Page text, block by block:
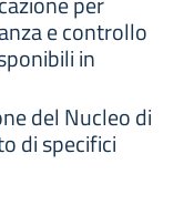
e controllo
in
del Nucleo di
di specifici